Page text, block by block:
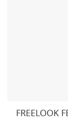
FREELOOK